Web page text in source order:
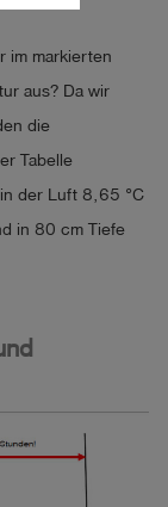
im markierten
aus? Da wir
die
Tabelle
der Luft 8,65 °C
in 80 cm Tiefe